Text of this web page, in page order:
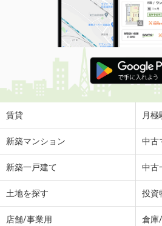
賃貸 月極
新築マンション 中古
新築一戸建て 中古
土地を探す 投資
店舗/事業用 倉庫